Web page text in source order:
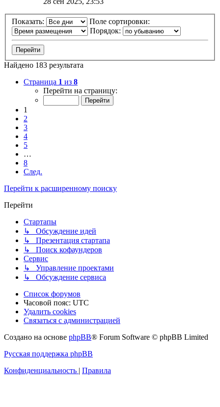
Показать:
Поле сортировки:
Порядок:
Найдено 183 результата
Страница 1 из 8
Перейти на страницу:
1
2
3
4
5
…
8
След.
Перейти к расширенному поиску
Перейти
Стартапы
↳ Обсуждение идей
↳ Презентация стартапа
↳ Поиск кофаундеров
Сервис
↳ Управление проектами
↳ Обсуждение сервиса
Список форумов
Часовой пояс: UTC
Удалить cookies
Связаться с администрацией
Создано на основе phpBB® Forum Software © phpBB Limited
Русская поддержка phpBB
Конфиденциальность
Правила